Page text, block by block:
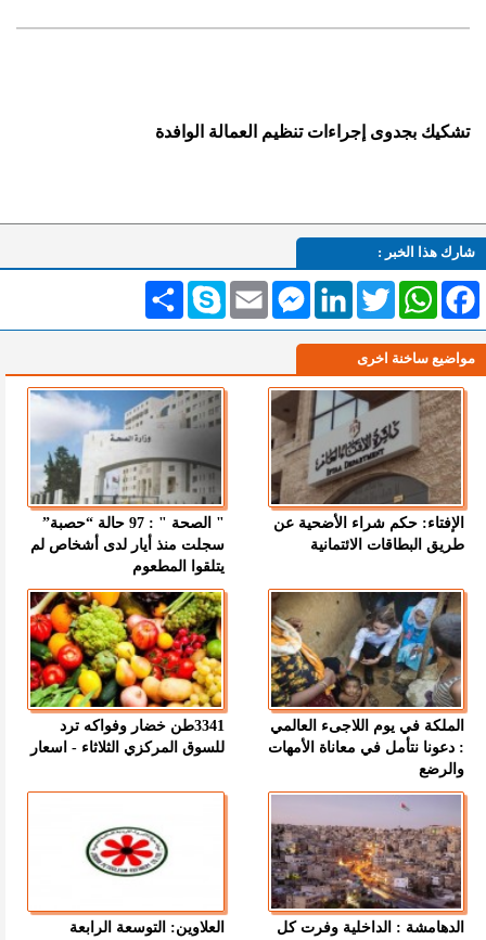
تشكيك بجدوى إجراءات تنظيم العمالة الوافدة
شارك هذا الخبر :
انشر Skype Email
MessengerLinkedInTwitterWhatsAppFacebook
مواضيع ساخنة اخرى
الإفتاء: حكم شراء الأضحية عن
طريق البطاقات الائتمانية
" الصحة " : 97 حالة “حصبة”
سجلت منذ أيار لدى أشخاص لم
يتلقوا المطعوم
الملكة في يوم اللاجىء العالمي
: دعونا نتأمل في معاناة الأمهات
والرضع
3341طن خضار وفواكه ترد
للسوق المركزي الثلاثاء - اسعار
الدهامشة : الداخلية وفرت كل
العلاوين: التوسعة الرابعة